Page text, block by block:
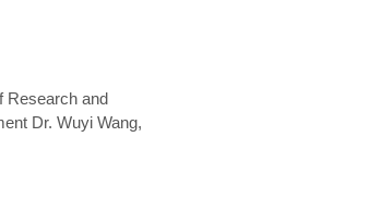
Research and
Dr. Wuyi Wang,